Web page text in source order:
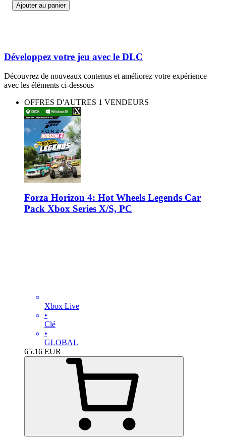
Ajouter au panier
Développez votre jeu avec le DLC
Découvrez de nouveaux contenus et améliorez votre expérience
avec les éléments ci-dessous
OFFRES D'AUTRES 1 VENDEURS
Forza Horizon 4: Hot Wheels Legends Car
Pack Xbox Series X/S, PC
Xbox Live
•
Clé
•
GLOBAL
65.16 EUR